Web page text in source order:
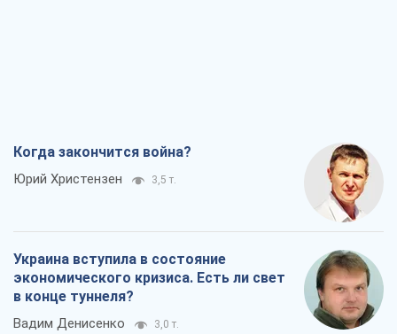
Когда закончится война?
Юрий Христензен 3,5 т.
Украина вступила в состояние
экономического кризиса. Есть ли свет
в конце туннеля?
Вадим Денисенко 3,0 т.